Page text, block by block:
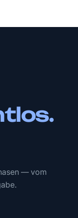
— vom